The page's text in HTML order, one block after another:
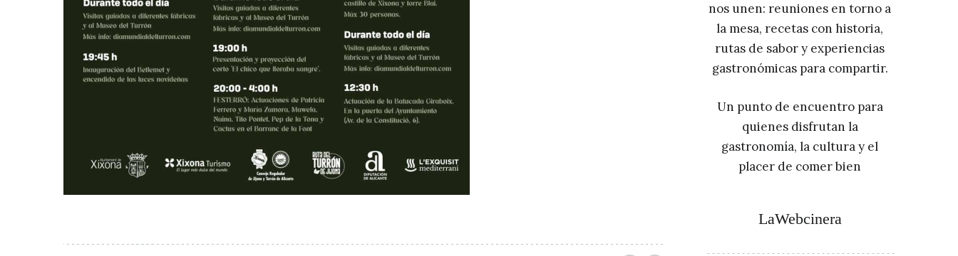
nos unen: reuniones en torno a
la mesa, recetas con historia,
rutas de sabor y experiencias
gastronómicas para compartir.
Un punto de encuentro para
quienes disfrutan la
gastronomía, la cultura y el
placer de comer bien
LaWebcinera